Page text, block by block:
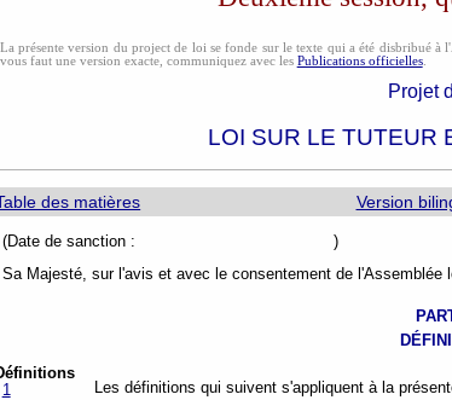
La présente version du project de loi se fonde sur le texte qui a été disbribué à
vous faut une version exacte, communiquez avec les Publications officielles.
Projet
LOI SUR LE TUTEUR
des matières Version
(Date de sanction : )
Sa Majesté, sur l'avis et avec le consentement de l'Assemblée
1
Les définitions qui suivent s'appliquent à la